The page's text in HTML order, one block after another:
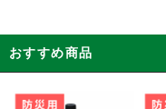
おすすめ商品